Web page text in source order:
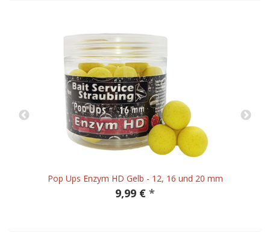
Pop Ups Enzym HD Gelb - 12, 16 und 20 mm
9,99 € *